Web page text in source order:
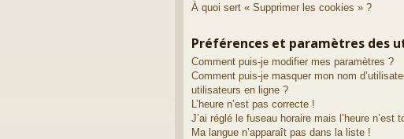
À quoi sert « Supprimer les cookies » ?
Préférences et paramètres des
Comment puis-je modifier mes paramètres ?
Comment puis-je masquer mon nom
utilisateurs en ligne ?
L’heure n’est pas correcte !
J’ai réglé le fuseau horaire mais l’heure n’est
Ma langue n’apparaît pas dans la liste !